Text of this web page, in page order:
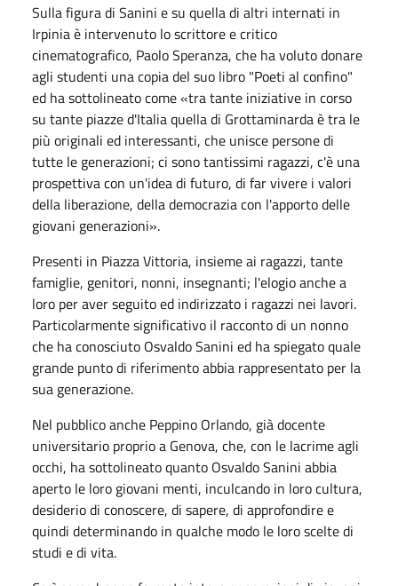
Sulla figura di Sanini e su quella di altri internati in
Irpinia è intervenuto lo scrittore e critico
cinematografico, Paolo Speranza, che ha voluto donare
agli studenti una copia del suo libro "Poeti al confino"
ed ha sottolineato come «tra tante iniziative in corso
su tante piazze d'Italia quella di Grottaminarda è tra le
più originali ed interessanti, che unisce persone di
tutte le generazioni; ci sono tantissimi ragazzi, c'è una
prospettiva con un'idea di futuro, di far vivere i valori
della liberazione, della democrazia con l'apporto delle
giovani generazioni».
Presenti in Piazza Vittoria, insieme ai ragazzi, tante
famiglie, genitori, nonni, insegnanti; l'elogio anche a
loro per aver seguito ed indirizzato i ragazzi nei lavori.
Particolarmente significativo il racconto di un nonno
che ha conosciuto Osvaldo Sanini ed ha spiegato quale
grande punto di riferimento abbia rappresentato per la
sua generazione.
Nel pubblico anche Peppino Orlando, già docente
universitario proprio a Genova, che, con le lacrime agli
occhi, ha sottolineato quanto Osvaldo Sanini abbia
aperto le loro giovani menti, inculcando in loro cultura,
desiderio di conoscere, di sapere, di approfondire e
quindi determinando in qualche modo le loro scelte di
studi e di vita.